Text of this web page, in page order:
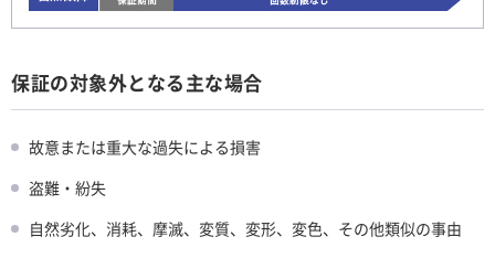
保証の対象外となる主な場合
故意または重大な過失による損害
盗難・紛失
自然劣化、消耗、摩滅、変質、変形、変色、その他類似の事由